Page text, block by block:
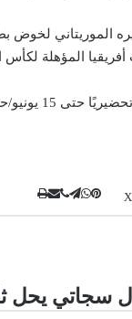
الموريتاني لخوض
أفريقيا المؤهلة
مالي وتونس وديًا.
‫X واتساب
تيلقرام
ڤايبر
مشاركة
عبر
طباعة
يحل ثالثا